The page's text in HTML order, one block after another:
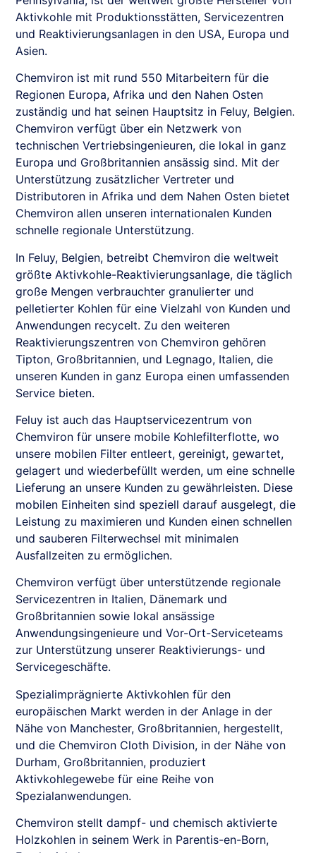
Aktivkohle mit Produktionsstätten, Servicezentren
und Reaktivierungsanlagen in den USA, Europa und
Asien.
Chemviron ist mit rund 550 Mitarbeitern für die
Regionen Europa, Afrika und den Nahen Osten
zuständig und hat seinen Hauptsitz in Feluy, Belgien.
Chemviron verfügt über ein Netzwerk von
technischen Vertriebsingenieuren, die lokal in ganz
Europa und Großbritannien ansässig sind. Mit der
Unterstützung zusätzlicher Vertreter und
Distributoren in Afrika und dem Nahen Osten bietet
Chemviron allen unseren internationalen Kunden
schnelle regionale Unterstützung.
In Feluy, Belgien, betreibt Chemviron die weltweit
größte Aktivkohle-Reaktivierungsanlage, die täglich
große Mengen verbrauchter granulierter und
pelletierter Kohlen für eine Vielzahl von Kunden und
Anwendungen recycelt. Zu den weiteren
Reaktivierungszentren von Chemviron gehören
Tipton, Großbritannien, und Legnago, Italien, die
unseren Kunden in ganz Europa einen umfassenden
Service bieten.
Feluy ist auch das Hauptservicezentrum von
Chemviron für unsere mobile Kohlefilterflotte, wo
unsere mobilen Filter entleert, gereinigt, gewartet,
gelagert und wiederbefüllt werden, um eine schnelle
Lieferung an unsere Kunden zu gewährleisten. Diese
mobilen Einheiten sind speziell darauf ausgelegt, die
Leistung zu maximieren und Kunden einen schnellen
und sauberen Filterwechsel mit minimalen
Ausfallzeiten zu ermöglichen.
Chemviron verfügt über unterstützende regionale
Servicezentren in Italien, Dänemark und
Großbritannien sowie lokal ansässige
Anwendungsingenieure und Vor-Ort-Serviceteams
zur Unterstützung unserer Reaktivierungs- und
Servicegeschäfte.
Spezialimprägnierte Aktivkohlen für den
europäischen Markt werden in der Anlage in der
Nähe von Manchester, Großbritannien, hergestellt,
und die Chemviron Cloth Division, in der Nähe von
Durham, Großbritannien, produziert
Aktivkohlegewebe für eine Reihe von
Spezialanwendungen.
Chemviron stellt dampf- und chemisch aktivierte
Holzkohlen in seinem Werk in Parentis-en-Born,